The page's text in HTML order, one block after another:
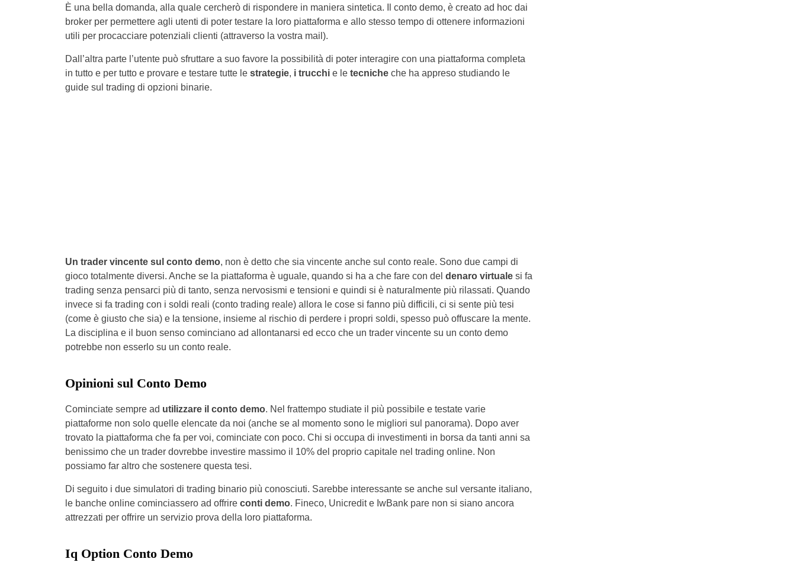
È una bella domanda, alla quale cercherò di rispondere in maniera sintetica. Il conto demo, è creato ad hoc dai
broker per permettere agli utenti di poter testare la loro piattaforma e allo stesso tempo di ottenere informazioni
utili per procacciare potenziali clienti (attraverso la vostra mail).
Dall’altra parte l’utente può sfruttare a suo favore la possibilità di poter interagire con una piattaforma completa
in tutto e per tutto e provare e testare tutte le strategie, i trucchie le tecnicheche ha appreso studiando le
guide sul trading di opzioni binarie.
Un trader vincente sul conto demo, non è detto che sia vincente anche sul conto reale. Sono due campi di
gioco totalmente diversi. Anche se la piattaforma è uguale, quando si ha a che fare con del denaro virtualesi fa
trading senza pensarci più di tanto, senza nervosismi e tensioni e quindi si è naturalmente più rilassati. Quando
invece si fa trading con i soldi reali (conto trading reale) allora le cose si fanno più difficili, ci si sente più tesi
(come è giusto che sia) e la tensione, insieme al rischio di perdere i propri soldi, spesso può offuscare la mente.
La disciplina e il buon senso cominciano ad allontanarsi ed ecco che un trader vincente su un conto demo
potrebbe non esserlo su un conto reale.
Opinioni sul Conto Demo
Cominciate sempre ad utilizzare il conto demo. Nel frattempo studiate il più possibile e testate varie
piattaforme non solo quelle elencate da noi (anche se al momento sono le migliori sul panorama). Dopo aver
trovato la piattaforma che fa per voi, cominciate con poco. Chi si occupa di investimenti in borsa da tanti anni sa
benissimo che un trader dovrebbe investire massimo il 10% del proprio capitale nel trading online. Non
possiamo far altro che sostenere questa tesi.
Di seguito i due simulatori di trading binario più conosciuti. Sarebbe interessante se anche sul versante italiano,
le banche online cominciassero ad offrire conti demo. Fineco, Unicredit e IwBank pare non si siano ancora
attrezzati per offrire un servizio prova della loro piattaforma.
Iq Option Conto Demo